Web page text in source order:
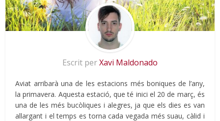
Escrit perXavi Maldonado
Aviat arribarà una de les estacions més boniques de l’any,
la primavera. Aquesta estació, que té inici el 20 de març, és
una de les més bucòliques i alegres, ja que els dies es van
allargant i el temps es torna cada vegada més suau, càlid i